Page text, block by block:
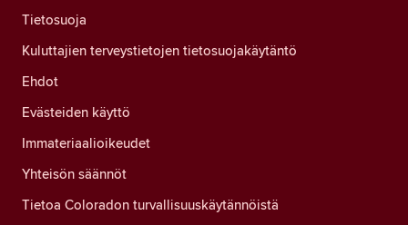
Tietosuoja
Kuluttajien terveystietojen tietosuojakäytäntö
Ehdot
Evästeiden käyttö
Immateriaalioikeudet
Yhteisön säännöt
Tietoa Coloradon turvallisuuskäytännöistä